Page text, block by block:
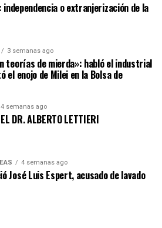
independencia o extranjerización de la
3 semanas ago
teorías de mierda»: habló el industrial
el enojo de Milei en la Bolsa de
4 semanas ago
DR. ALBERTO LETTIERI
4 semanas ago
José Luis Espert, acusado de lavado